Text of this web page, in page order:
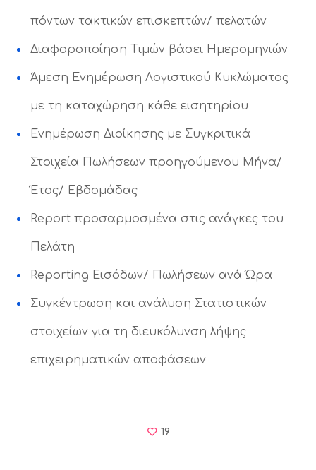
πόντων τακτικών επισκεπτών/ πελατών
Διαφοροποίηση Τιμών βάσει Ημερομηνιών
Άμεση Ενημέρωση Λογιστικού Κυκλώματος
με τη καταχώρηση κάθε εισητηρίου
Ενημέρωση Διοίκησης με Συγκριτικά
Στοιχεία Πωλήσεων προηγούμενου Μήνα/
Έτος/ Εβδομάδας
Report προσαρμοσμένα στις ανάγκες του
Πελάτη
Reporting Εισόδων/ Πωλήσεων ανά Ώρα
Συγκέντρωση και ανάλυση Στατιστικών
στοιχείων για τη διευκόλυνση λήψης
επιχειρηματικών αποφάσεων
19